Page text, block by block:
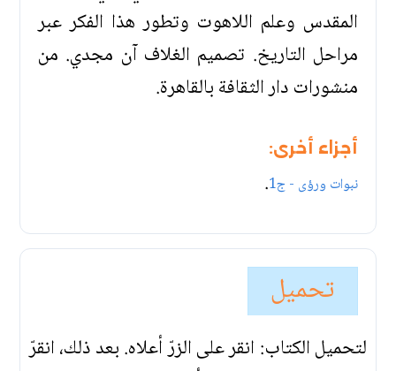
المقدس وعلم اللاهوت وتطور هذا الفكر عبر
مراحل التاريخ. تصميم الغلاف آن مجدي. من
منشورات دار الثقافة بالقاهرة.
أجزاء أخرى:
نبوات ورؤى - ج1 .
تحميل
لتحميل الكتاب: انقر على الزرّ أعلاه. بعد ذلك، انقرّ